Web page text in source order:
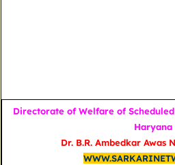
Directorate of Welfare of
Haryana
Dr. B.R. Ambedkar Awas